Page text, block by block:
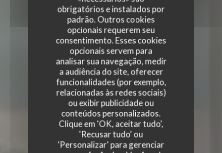
obrigatórios e instalados por
padrão. Outros cookies
opcionais requerem seu
consentimento. Esses cookies
opcionais servem para
analisar sua navegação, medir
a audiência do site, oferecer
funcionalidades (por exemplo,
relacionadas às redes sociais)
ou exibir publicidade ou
conteúdos personalizados.
Clique em 'OK, aceitar tudo',
'Recusar tudo' ou
'Personalizar' para gerenciar
TERRA RESTAURANT
TERRA RESTAURANT
|PARIS